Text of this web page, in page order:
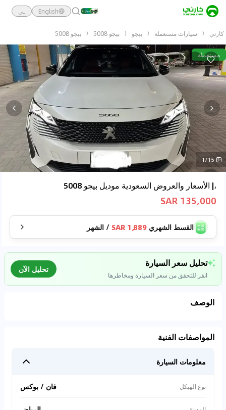
English ـي
كارتي سيارات مستعملة بيجو بيجو 5008 بيجو 5008
مستعملة
1/15
،| الأسعار والعروض السعودية موديل بيجو 5008
135,000 SAR
القسط الشهري 1,889 SAR
/ الشهر
تحليل سعر السيارة
انقر للتحقق من سعر السيارة ومخاطرها
تحليل الآن
الوصف
المواصفات الفنية
معلومات السيارة
نوع الهيكل فان / بوكس